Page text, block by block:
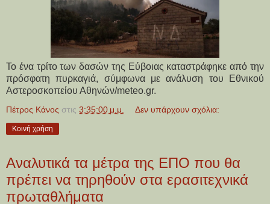
Το ένα τρίτο των δασών της Εύβοιας καταστράφηκε από την
πρόσφατη πυρκαγιά, σύμφωνα με ανάλυση του Εθνικού
Αστεροσκοπείου Αθηνών/meteo.gr.
Πέτρος Κάνος στις 3:35:00 μ.μ. Δεν υπάρχουν σχόλια:
Κοινή χρήση
Αναλυτικά τα μέτρα της ΕΠΟ που θα
πρέπει να τηρηθούν στα ερασιτεχνικά
πρωταθλήματα